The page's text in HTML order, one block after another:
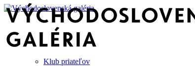
Klub priateľov